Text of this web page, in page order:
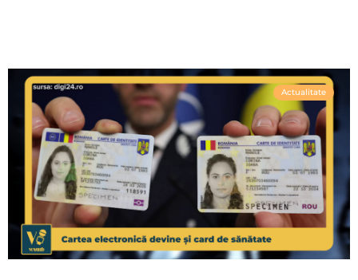
Actualitate